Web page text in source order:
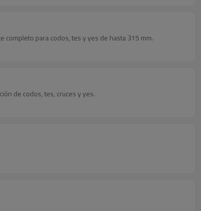
completo para codos, tes y yes de hasta 315 mm.
de codos, tes, cruces y yes.